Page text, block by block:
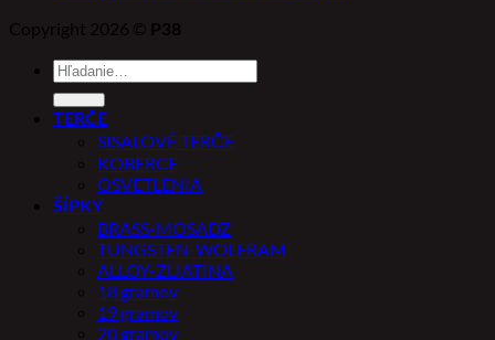
Copyright 2026 © P38
Hľadať:
TERČE
SISALOVÉ TERČE
KOBERCE
OSVETLENIA
ŠÍPKY
BRASS-MOSADZ
TUNGSTEN-WOLFRAM
ALLOY-ZLIATINA
18 gramov
19 gramov
20 gramov